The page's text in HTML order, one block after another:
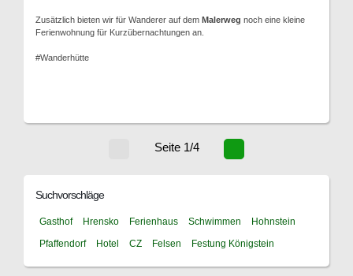
Zusätzlich bieten wir für Wanderer auf dem Malerweg noch eine kleine
Ferienwohnung für Kurzübernachtungen an.
#Wanderhütte
Seite 1/4
Suchvorschläge
Gasthof Hrensko Ferienhaus Schwimmen
Hohnstein
Pfaffendorf
Hotel CZ Felsen Festung Königstein